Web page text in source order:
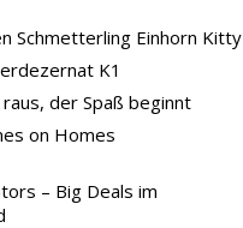
Schmetterling Einhorn Kitty
K1
der Spaß beginnt
on Homes
– Big Deals im